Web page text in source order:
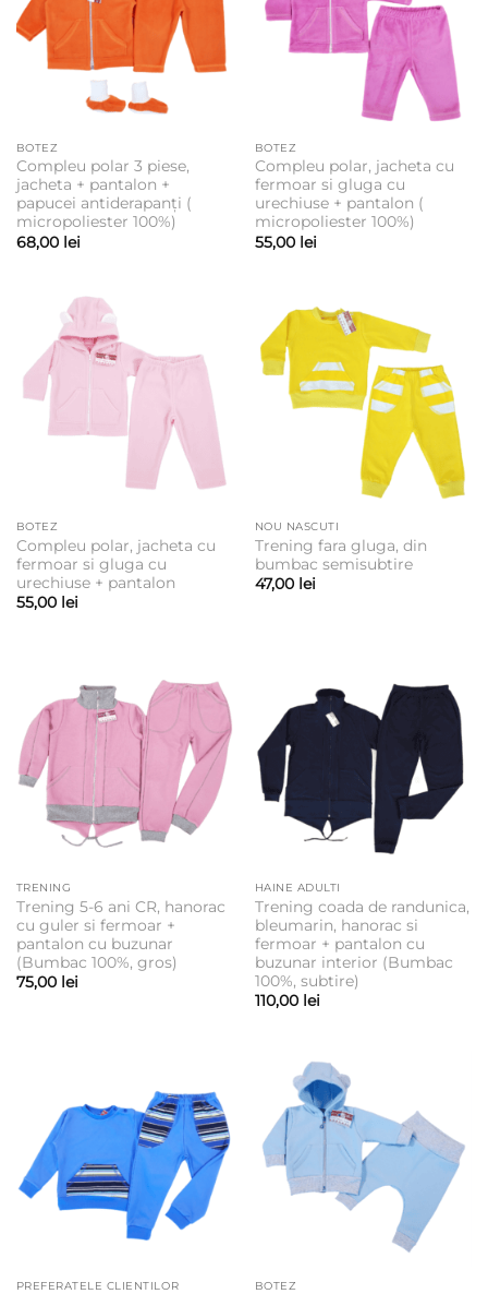
BOTEZ
Compleu polar 3 piese,
jacheta + pantalon +
papucei antiderapanți (
micropoliester 100%)
68,00 lei
BOTEZ
Compleu polar, jacheta cu
fermoar si gluga cu
urechiuse + pantalon (
micropoliester 100%)
55,00 lei
BOTEZ
Compleu polar, jacheta cu
fermoar si gluga cu
urechiuse + pantalon
55,00 lei
NOU NASCUTI
Trening fara gluga, din
bumbac semisubtire
47,00 lei
TRENING
Trening 5-6 ani CR, hanorac
cu guler si fermoar +
pantalon cu buzunar
(Bumbac 100%, gros)
75,00 lei
HAINE ADULTI
Trening coada de randunica,
bleumarin, hanorac si
fermoar + pantalon cu
buzunar interior (Bumbac
100%, subtire)
110,00 lei
PREFERATELE CLIENTILOR BOTEZ